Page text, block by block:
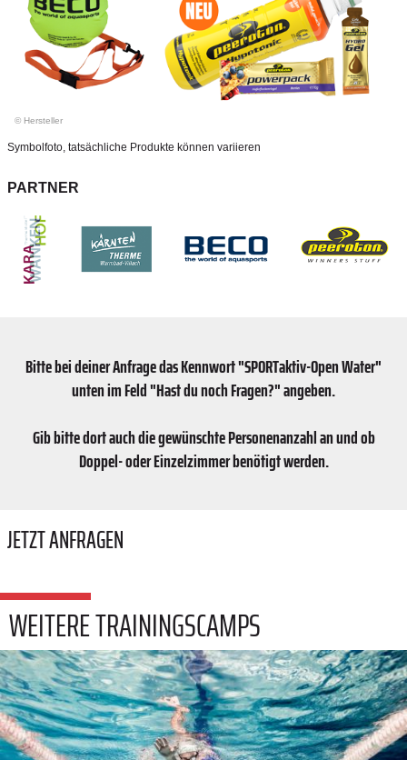
© Hersteller
Symbolfoto, tatsächliche Produkte können variieren
PARTNER
Bitte bei deiner Anfrage das Kennwort "SPORTaktiv-Open Water"
unten im Feld "Hast du noch Fragen?" angeben.
Gib bitte dort auch die gewünschte Personenanzahl an und ob
Doppel- oder Einzelzimmer benötigt werden.
JETZT ANFRAGEN
WEITERE TRAININGSCAMPS